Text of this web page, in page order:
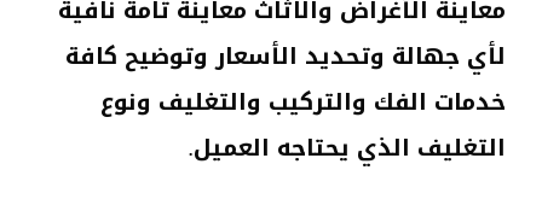
معاينة الأغراض والاثاث معاينة تامة نافية
لأي جهالة وتحديد الأسعار وتوضيح كافة
خدمات الفك والتركيب والتغليف ونوع
التغليف الذي يحتاجه العميل.